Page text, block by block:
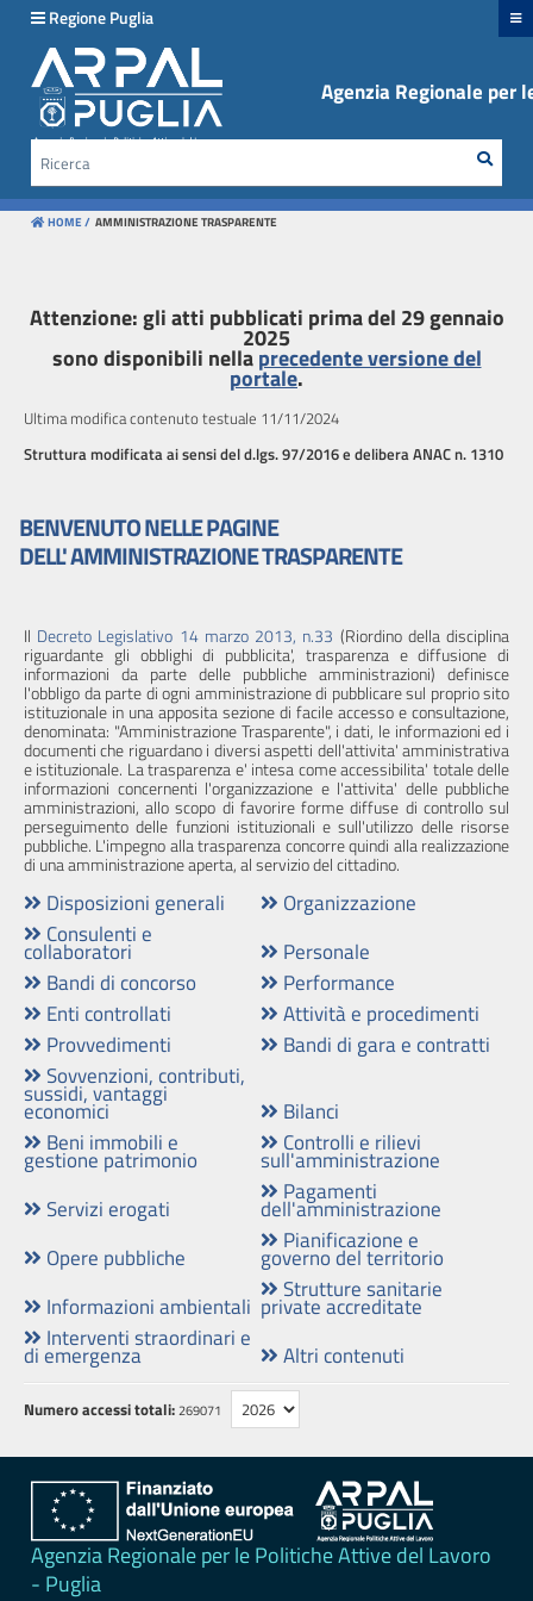
Regione Puglia
Agenzia Regionale per
HOME / AMMINISTRAZIONE TRASPARENTE
Attenzione: gli atti pubblicati prima del 29 gennaio
2025
sono disponibili nellaprecedente versione del
portale.
Ultima modifica contenuto testuale 11/11/2024
Struttura modificata ai sensi del d.lgs. 97/2016 e delibera ANAC n. 1310
BENVENUTO NELLE PAGINE
DELL' AMMINISTRAZIONE TRASPARENTE
Il Decreto Legislativo 14 marzo 2013, n.33 (Riordino della disciplina
riguardante gli obblighi di pubblicita', trasparenza e diffusione di
informazioni da parte delle pubbliche amministrazioni) definisce
l'obbligo da parte di ogni amministrazione di pubblicare sul proprio sito
istituzionale in una apposita sezione di facile accesso e consultazione,
denominata: "Amministrazione Trasparente", i dati, le informazioni ed i
documenti che riguardano i diversi aspetti dell'attivita' amministrativa
e istituzionale. La trasparenza e' intesa come accessibilita' totale delle
informazioni concernenti l'organizzazione e l'attivita' delle pubbliche
amministrazioni, allo scopo di favorire forme diffuse di controllo sul
perseguimento delle funzioni istituzionali e sull'utilizzo delle risorse
pubbliche. L'impegno alla trasparenza concorre quindi alla realizzazione
di una amministrazione aperta, al servizio del cittadino.
Disposizioni generali
Organizzazione
Consulenti e
collaboratori
Personale
Bandi di concorso
Performance
Enti controllati
Attività e procedimenti
Provvedimenti
Bandi di gara e contratti
Sovvenzioni, contributi,
sussidi, vantaggi
economici
Bilanci
Beni immobili e
gestione patrimonio
Controlli e rilievi
sull'amministrazione
Servizi erogati
Pagamenti
dell'amministrazione
Opere pubbliche
Pianificazione e
governo del territorio
Informazioni ambientali
Strutture sanitarie
private accreditate
Interventi straordinari e
di emergenza Altri contenuti
Numero accessi totali:269071
Agenzia Regionale per le Politiche Attive del Lavoro
- Puglia
menu
Disposizioni
generali
Organizzazione
collaboratori
Personale
Bandi
di
Performance
Attività
procedimenti
Provvedimenti
Bandi
gara
contratti
Sovvenzioni,
contributi,
sussidi,
vantaggi
economici
Bilanci
Beni
gestione
patrimonio
e
rilievi
sull'amministrazione
Servizi